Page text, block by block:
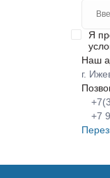
Я
Наш
г.
+7